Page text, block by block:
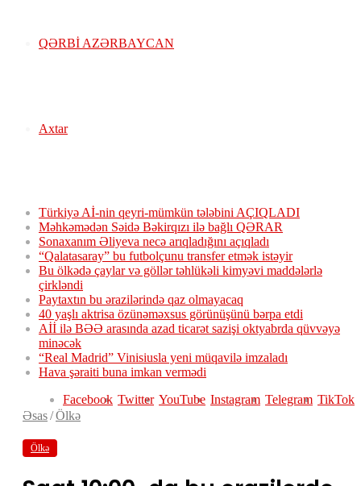
QƏRBİ AZƏRBAYCAN
Axtar
Türkiyə Aİ-nin qeyri-mümkün tələbini AÇIQLADI
Məhkəmədən Səidə Bəkirqızı ilə bağlı QƏRAR
Sonaxanım Əliyeva necə arıqladığını açıqladı
“Qalatasaray” bu futbolçunu transfer etmək istəyir
Bu ölkədə çaylar və göllər təhlükəli kimyəvi maddələrlə
çirkləndi
Paytaxtın bu ərazilərində qaz olmayacaq
40 yaşlı aktrisa özünəməxsus görünüşünü bərpa etdi
Aİİ ilə BƏƏ arasında azad ticarət sazişi oktyabrda qüvvəyə
minəcək
“Real Madrid” Vinisiusla yeni müqavilə imzaladı
Hava şəraiti buna imkan vermədi
TikTok
Telegram
Instagram
YouTube
Twitter
Facebook
Əsas/Ölkə
Ölkə